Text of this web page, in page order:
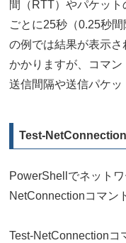
間（RTT）やパケッ
ごとに25秒（0.25秒
の例では結果が表示さ
かかりますが、コマン
送信間隔や送信パケッ
Test-
PowerShellでネット
NetConnectionコマン
Test-NetConnectionコ